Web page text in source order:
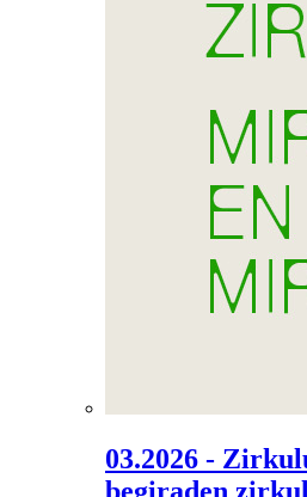
03.2026 -